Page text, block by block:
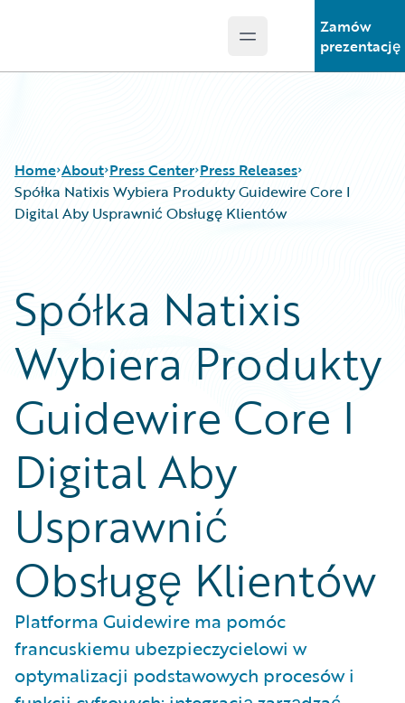
Open main menu
Zamów
prezentację
Home About Press Center Press Releases
Spółka Natixis Wybiera Produkty Guidewire Core I
Digital Aby Usprawnić Obsługę Klientów
Spółka Natixis
Wybiera Produkty
Guidewire Core I
Digital Aby
Usprawnić
Obsługę Klientów
Platforma Guidewire ma pomóc
francuskiemu ubezpieczycielowi w
optymalizacji podstawowych procesów i